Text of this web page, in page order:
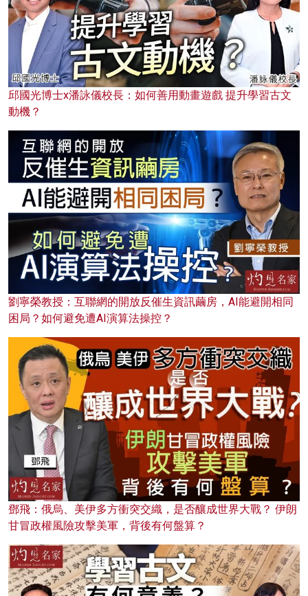
邱國光博士x潘詠儀校長：如何善用動畫遊戲 提升學習古文
動機？
劉寧榮教授：互聯網的開放反催生資訊繭房，AI能避開相同
困局？如何避免遭AI演算法操控？
鄧飛：俄烏、美伊多方衝突交織，是否釀成世界大戰？ 伊朗
甘冒政權風險攻擊美軍，背後有何盤算？